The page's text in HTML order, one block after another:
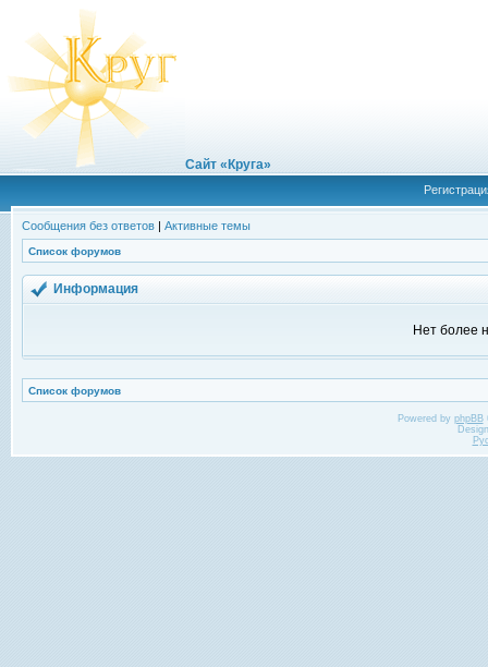
Сайт «Круга»
Сообщения без ответов | Активные темы
Список форумов
Информация
Нет более
Список форумов
Powered by phpBB